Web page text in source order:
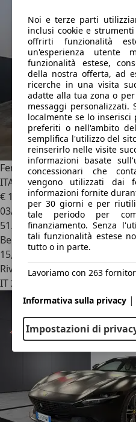
Ferrari F430Coupe 4.3 F1 -
ITALIANA
€ 127.900
03/2005
51.543 km
Benzina
15,2 l/100 km (comb.)
Rivenditore
IT 20070
Noi e terze parti
inclusi cookie e
offrirti funzionalità
un'esperienza utente
funzionalità estese,
della nostra offerta, ad
ricerche in una visita
adatte alla tua zona o
messaggi personalizzati.
localmente se lo inserisci
preferiti o nell'ambito
semplifica l'utilizzo del
reinserirlo nelle visite
informazioni basate
concessionari che
vengono utilizzati dai
informazioni fornite
per 30 giorni e per
tale periodo per
finanziamento. Senza
tali funzionalità estese
tutto o in parte.
Lavoriamo con 263
Informativa sulla privacy |
Impostazioni di